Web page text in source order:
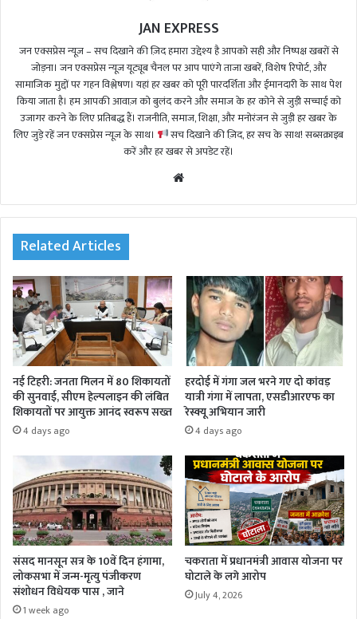
JAN EXPRESS
जन एक्सप्रेस न्यूज़ – सच दिखाने की ज़िद हमारा उद्देश्य है आपको सही और निष्पक्ष खबरों से
जोड़ना। जन एक्सप्रेस न्यूज़ यूट्यूब चैनल पर आप पाएंगे ताजा खबरें, विशेष रिपोर्ट, और
सामाजिक मुद्दों पर गहन विश्लेषण। यहां हर खबर को पूरी पारदर्शिता और ईमानदारी के साथ पेश
किया जाता है। हम आपकी आवाज़ को बुलंद करने और समाज के हर कोने से जुड़ी सच्चाई को
उजागर करने के लिए प्रतिबद्ध हैं। राजनीति, समाज, शिक्षा, और मनोरंजन से जुड़ी हर खबर के
लिए जुड़े रहें जन एक्सप्रेस न्यूज़ के साथ।
सच दिखाने की ज़िद, हर सच के साथ! सब्सक्राइब
करें और हर खबर से अपडेट रहें।
te
Related Articles
नई टिहरी: जनता मिलन में 80 शिकायतों
की सुनवाई, सीएम हेल्पलाइन की लंबित
शिकायतों पर आयुक्त आनंद स्वरूप सख्त
4 days ago
हरदोई में गंगा जल भरने गए दो कांवड़
यात्री गंगा में लापता, एसडीआरएफ का
रेस्क्यू अभियान जारी
4 days ago
संसद मानसून सत्र के 10वें दिन हंगामा,
लोकसभा में जन्म-मृत्यु पंजीकरण
संशोधन विधेयक पास , जाने
1 week ago
चकराता में प्रधानमंत्री आवास योजना पर
घोटाले के लगे आरोप
July 4, 2026